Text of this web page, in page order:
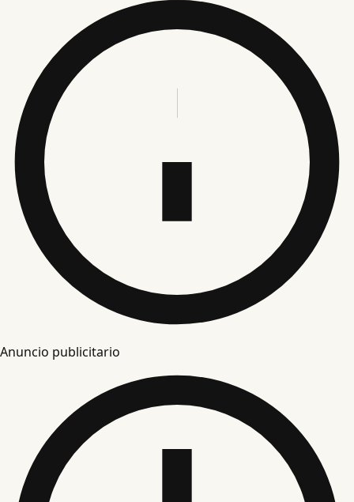
Anuncio publicitario